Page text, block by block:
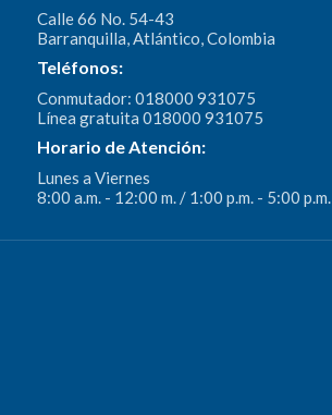
Calle 66 No. 54-43
Barranquilla, Atlántico, Colombia
Teléfonos:
Conmutador: 018000 931075
Línea gratuita 018000 931075
Horario de Atención:
Lunes a Viernes
8:00 a.m. - 12:00 m. / 1:00 p.m. - 5:00 p.m.